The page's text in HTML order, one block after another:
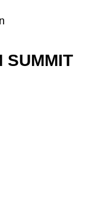
SUMMIT